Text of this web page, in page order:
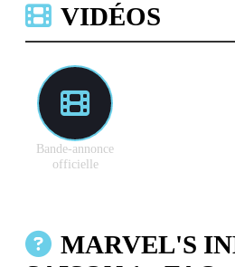
VIDÉOS
Bande-annonce
officielle
MARVEL'S